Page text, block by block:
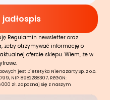
Regulamin newsletter oraz
żeby otrzymywać informację o
ofercie sklepu. Wiem, że w
jest Dietetyka Nienażarty Sp. z o.o.
NIP: 8982288307, REGON:
zł. Zapoznaj się z naszym